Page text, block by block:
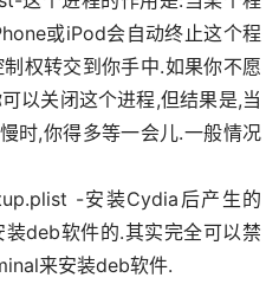
或iPod会自动终止这个程
权转交到你手中.如果你不愿
以关闭这个进程,但结果是,当
时,你得多等一会儿.一般情况
-安装Cydia后产生的
deb软件的.其实完全可以禁
来安装deb软件.